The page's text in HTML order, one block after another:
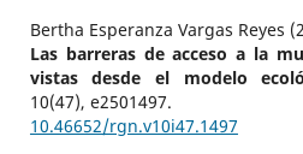
Bertha Esperanza Vargas Reyes
Las barreras de acceso a la
vistas desde el modelo
10(47), e2501497.
10.46652/rgn.v10i47.1497